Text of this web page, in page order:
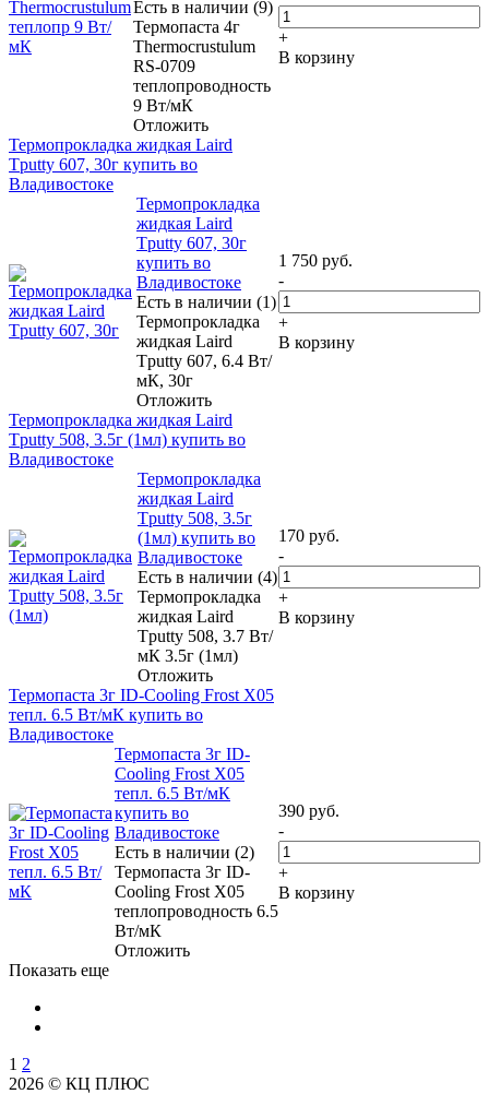
Есть в наличии (9)
Термопаста 4г
Thermocrustulum
RS-0709
теплопроводность
9 Вт/мК
Отложить
+
В корзину
Термопрокладка жидкая Laird
Tputty 607, 30г купить во
Владивостоке
Термопрокладка
жидкая Laird
Tputty 607, 30г
купить во
Владивостоке
Есть в наличии (1)
Термопрокладка
жидкая Laird
Tputty 607, 6.4 Вт/
мК, 30г
Отложить
1 750 руб.
-
+
В корзину
Термопрокладка жидкая Laird
Tputty 508, 3.5г (1мл) купить во
Владивостоке
Термопрокладка
жидкая Laird
Tputty 508, 3.5г
(1мл) купить во
Владивостоке
Есть в наличии (4)
Термопрокладка
жидкая Laird
Tputty 508, 3.7 Вт/
мК 3.5г (1мл)
Отложить
170 руб.
-
+
В корзину
Термопаста 3г ID-Cooling Frost X05
тепл. 6.5 Вт/мК купить во
Владивостоке
Термопаста 3г ID-
Cooling Frost X05
тепл. 6.5 Вт/мК
купить во
Владивостоке
Есть в наличии (2)
Термопаста 3г ID-
Cooling Frost X05
теплопроводность 6.5
Вт/мК
Отложить
390 руб.
-
+
В корзину
Показать еще
1 2
2026 © КЦ ПЛЮС